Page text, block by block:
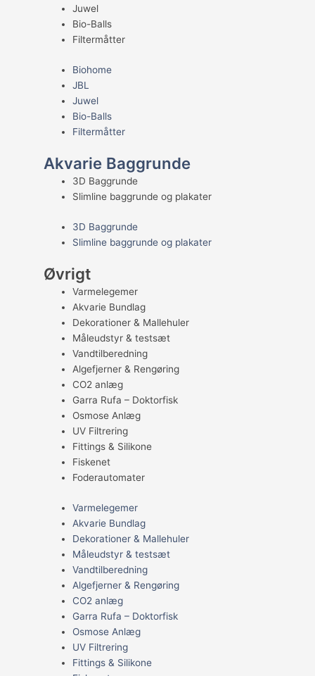
Juwel
Bio-Balls
Filtermåtter
Biohome
JBL
Juwel
Bio-Balls
Filtermåtter
Akvarie Baggrunde
3D Baggrunde
Slimline baggrunde og plakater
3D Baggrunde
Slimline baggrunde og plakater
Øvrigt
Varmelegemer
Akvarie Bundlag
Dekorationer & Mallehuler
Måleudstyr & testsæt
Vandtilberedning
Algefjerner & Rengøring
CO2 anlæg
Garra Rufa – Doktorfisk
Osmose Anlæg
UV Filtrering
Fittings & Silikone
Fiskenet
Foderautomater
Varmelegemer
Akvarie Bundlag
Dekorationer & Mallehuler
Måleudstyr & testsæt
Vandtilberedning
Algefjerner & Rengøring
CO2 anlæg
Garra Rufa – Doktorfisk
Osmose Anlæg
UV Filtrering
Fittings & Silikone